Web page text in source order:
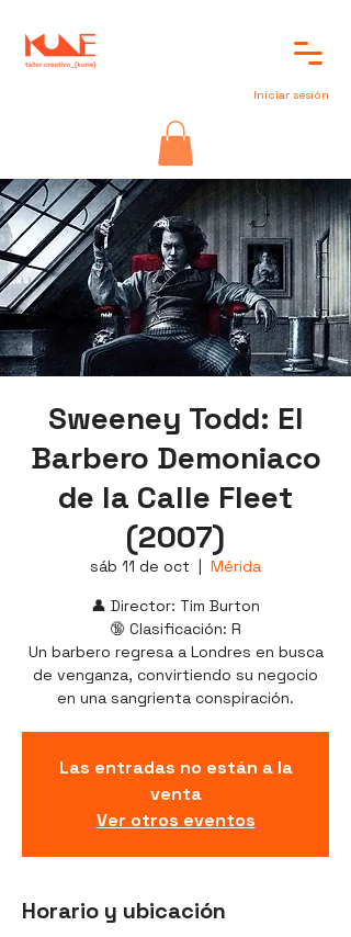
Iniciar sesión
Sweeney Todd: El
Barbero Demoniaco
de la Calle Fleet
(2007)
sáb 11 de oct
  |
Mérida
👤 Director: Tim Burton
🔞 Clasificación: R
Un barbero regresa a Londres en busca
de venganza, convirtiendo su negocio
en una sangrienta conspiración.
Las entradas no están a la
venta
Ver otros eventos
Horario y ubicación